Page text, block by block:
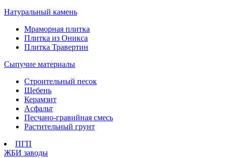
Натуральный камень
Мраморная плитка
Плитка из Оникса
Плитка Травертин
Сыпучие материалы
Строительный песок
Щебень
Керамзит
Асфальт
Песчано-гравийная смесь
Растительный грунт
ПГП
ЖБИ заводы